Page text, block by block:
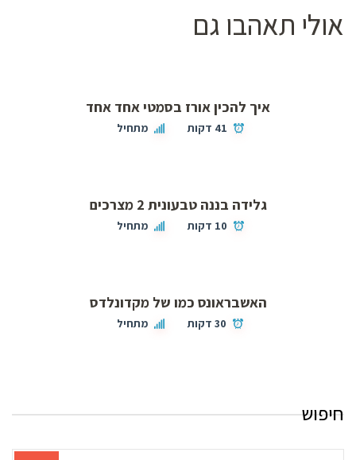
אולי תאהבו גם
איך להכין אורז בסמטי אחד אחד
41 דקות מתחיל
גלידה בננה טבעונית 2 מצרכים
10 דקות מתחיל
האשבראונס כמו של מקדונלדס
30 דקות מתחיל
חיפוש